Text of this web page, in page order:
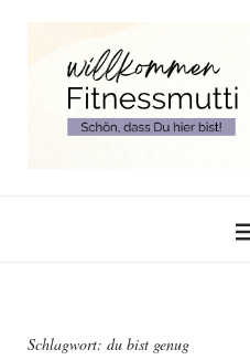
Schlagwort: du bist genug